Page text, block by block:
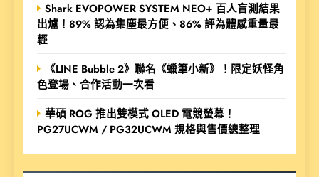
Shark EVOPOWER SYSTEM NEO+ 百人盲測結果
出爐！89% 認為集塵最方便、86% 評為體感重量最
輕
《LINE Bubble 2》聯名《蠟筆小新》！限定妖怪角
色登場、合作活動一次看
華碩 ROG 推出雙模式 OLED 電競螢幕！
PG27UCWM / PG32UCWM 規格與售價總整理